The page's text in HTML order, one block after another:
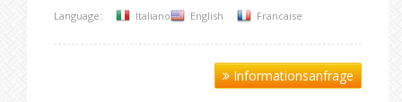
Language: Italiano English Francaise
Informationsanfrage